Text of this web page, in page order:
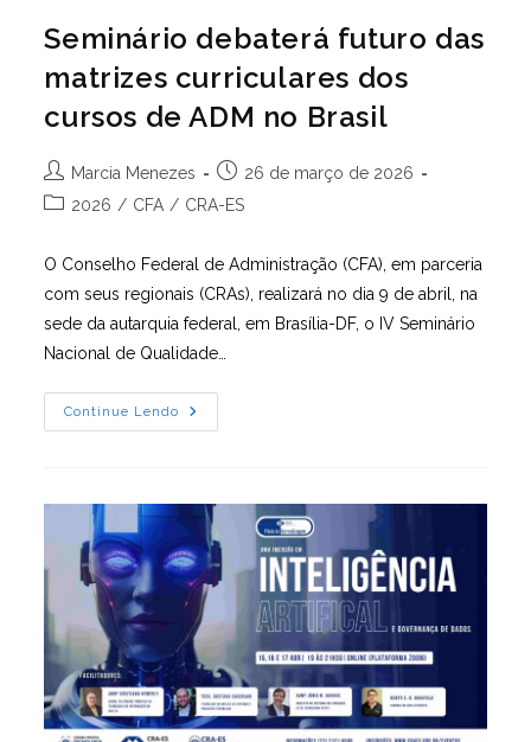
Seminário debaterá futuro das
matrizes curriculares dos
cursos de ADM no Brasil
Autor
do
Marcia Menezes
Post
publicado:
26 de março de 2026
Categoria
post:
2026 / CFA / CRA-ES
O Conselho Federal de Administração (CFA), em parceria
com seus regionais (CRAs), realizará no dia 9 de abril, na
sede da autarquia federal, em Brasília-DF, o IV Seminário
Nacional de Qualidade…
Continue Lendo
Seminário
Debaterá
Dos
Cursos
De
ADM
No
Brasil